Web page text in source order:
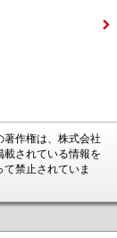
作権は、株式会社
載されている情報を
禁止されていま